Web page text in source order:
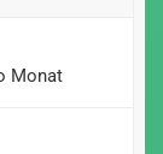
Monat